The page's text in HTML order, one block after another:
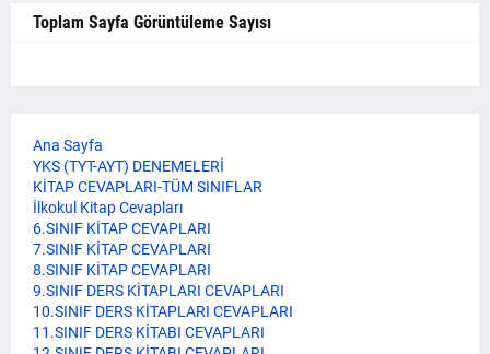
Toplam Sayfa Görüntüleme Sayısı
Ana Sayfa
YKS (TYT-AYT) DENEMELERİ
KİTAP CEVAPLARI-TÜM SINIFLAR
İlkokul Kitap Cevapları
6.SINIF KİTAP CEVAPLARI
7.SINIF KİTAP CEVAPLARI
8.SINIF KİTAP CEVAPLARI
9.SINIF DERS KİTAPLARI CEVAPLARI
10.SINIF DERS KİTAPLARI CEVAPLARI
11.SINIF DERS KİTABI CEVAPLARI